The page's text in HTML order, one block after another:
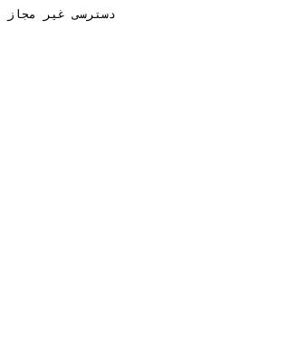
دسترسی غیر مجاز